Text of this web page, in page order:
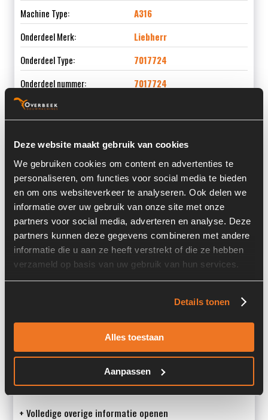
Deze website maakt gebruik van cookies
We gebruiken cookies om content en advertenties te
personaliseren, om functies voor social media te bieden
en om ons websiteverkeer te analyseren. Ook delen we
informatie over uw gebruik van onze site met onze
partners voor social media, adverteren en analyse. Deze
partners kunnen deze gegevens combineren met andere
informatie die u aan ze heeft verstrekt of die ze hebben
verzameld op basis van uw gebruik van hun services.
Details tonen
Alles toestaan
Aanpassen
Machine Type:
A316
Onderdeel Merk:
Liebherr
Onderdeel Type:
7017724
Onderdeel nummer:
7017724
Informatie
Locatie:
4I7I
Past op de volgende machines:
Liebherr A 316
Land:
Nederland
S/N: -
Mac
+ Volledige overige informatie openen